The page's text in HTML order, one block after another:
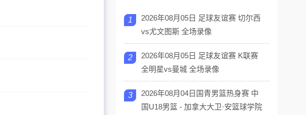
1
2026年08月05日 足球友谊赛 切尔西
vs尤文图斯 全场录像
2
2026年08月05日 足球友谊赛 K联赛
全明星vs曼城 全场录像
3
2026年08月04日国青男篮热身赛 中
国U18男篮 - 加拿大大卫·安篮球学院